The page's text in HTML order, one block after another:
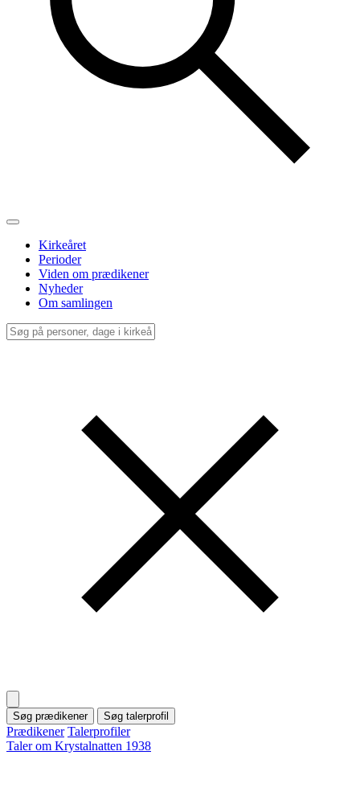
Kirkeåret
Perioder
Viden om prædikener
Nyheder
Om samlingen
Søg prædikener Søg talerprofil
Prædikener Talerprofiler
Taler om Krystalnatten 1938